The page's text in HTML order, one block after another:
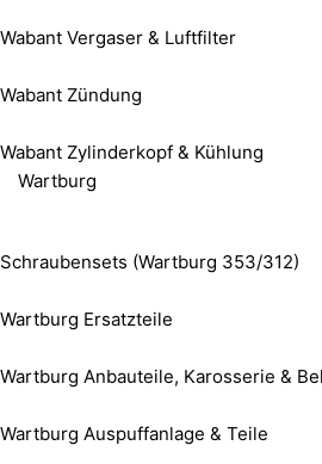
Wabant Vergaser & Luftfilter
Wabant Zündung
Wabant Zylinderkopf & Kühlung
Wartburg
Schraubensets (Wartburg 353/312)
Wartburg Ersatzteile
Wartburg Anbauteile, Karosserie &
Wartburg Auspuffanlage & Teile